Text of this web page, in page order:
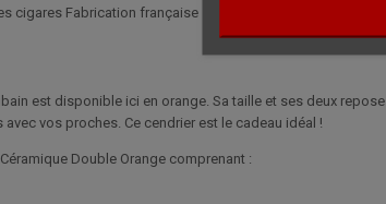
cigares Fabrication française
est disponible ici en orange. Sa taille et ses deux
vos proches. Ce cendrier est le cadeau idéal !
Double Orange comprenant :